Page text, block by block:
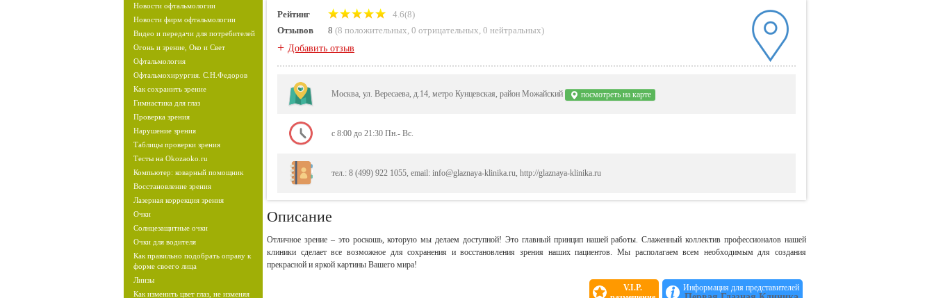
Новости офтальмологии
Новости фирм офтальмологии
Видео и передачи для потребителей
Огонь и зрение, Око и Свет
Офтальмология
Офтальмохирургия. С.Н.Федоров
Как сохранить зрение
Гимнастика для глаз
Проверка зрения
Нарушение зрения
Таблицы проверки зрения
Тесты на Okozaoko.ru
Компьютер: коварный помощник
Восстановление зрения
Лазерная коррекция зрения
Очки
Солнцезащитные очки
Очки для водителя
Как правильно подобрать оправу к
форме своего лица
Линзы
Как изменить цвет глаз, не изменяя
Рейтинг
4.6(8)
Отзывов
8 (8 положительных, 0 отрицательных, 0 нейтральных)
+ Добавить отзыв
Москва, ул. Вересаева, д.14, метро Кунцевская, район Можайский посмотреть на карте
с 8:00 до 21:30 Пн.- Вс.
тел.: 8 (499) 922 1055, email: info@glaznaya-klinika.ru, http://glaznaya-klinika.ru
Описание
Отличное зрение – это роскошь, которую мы делаем доступной! Это главный принцип нашей работы. Слаженный коллектив профессионалов нашей
клиники сделает все возможное для сохранения и восстановления зрения наших пациентов. Мы располагаем всем необходимым для создания
прекрасной и яркой картины Вашего мира!
V.I.P.
Информация для представителей